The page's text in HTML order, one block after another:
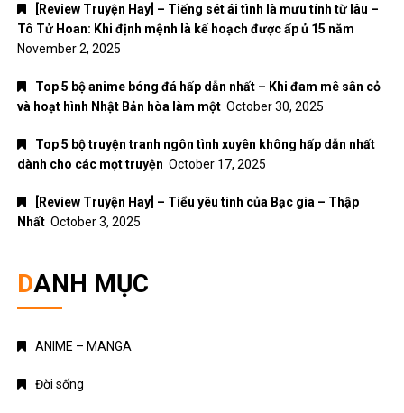
[Review Truyện Hay] – Tiếng sét ái tình là mưu tính từ lâu –
Tô Tử Hoan: Khi định mệnh là kế hoạch được ấp ủ 15 năm
November 2, 2025
Top 5 bộ anime bóng đá hấp dẫn nhất – Khi đam mê sân cỏ
và hoạt hình Nhật Bản hòa làm một October 30, 2025
Top 5 bộ truyện tranh ngôn tình xuyên không hấp dẫn nhất
dành cho các mọt truyện October 17, 2025
[Review Truyện Hay] – Tiểu yêu tinh của Bạc gia – Thập
Nhất October 3, 2025
DANH MỤC
ANIME – MANGA
Đời sống